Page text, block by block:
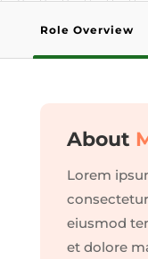
Role Overview
About
Lorem
eiusmod
et dolore